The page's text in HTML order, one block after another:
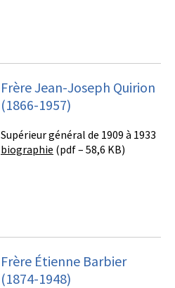
Frère Jean-Joseph Quirion
(1866-1957)
Supérieur général de 1909 à 1933
biographie (pdf – 58,6 KB)
Frère Étienne Barbier
(1874-1948)